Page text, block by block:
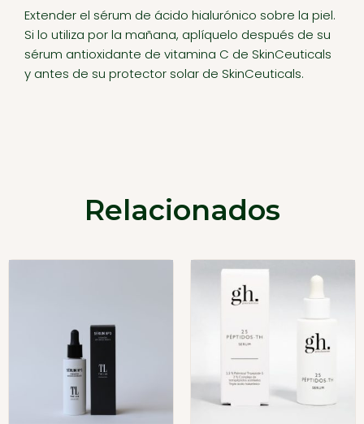
Extender el sérum de ácido hialurónico sobre la piel.
Si lo utiliza por la mañana, aplíquelo después de su
sérum antioxidante de vitamina C de SkinCeuticals
y antes de su protector solar de SkinCeuticals.
Relacionados